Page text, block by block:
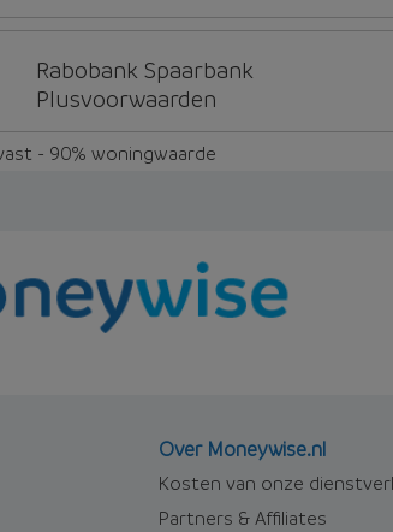
Rabobank Spaarbank
Plusvoorwaarden
- 90% woningwaarde
Over Moneywise.nl
Kosten van onze
Partners & Affiliates